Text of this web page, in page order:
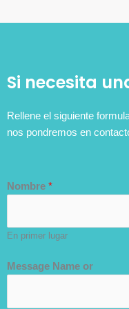
Si necesita
Rellene el siguiente
nos pondremos en
Nombre *
En primer lugar
Message Name or